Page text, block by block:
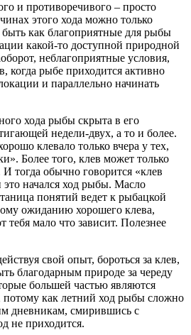
и противоречивого – просто
этого хода можно только
как благоприятные для рыбы
какой-то доступной природной
неблагоприятные условия,
когда рыбе приходится активно
и параллельно начинать
хода рыбы скрыта в его
недели-двух, а то и более.
клевало только вчера у тех,
Более того, клев может только
тогда обычно говорится «клев
начался ход рыбы. Масло
понятий ведет к рыбацкой
ожиданию хорошего клева,
мало что зависит. Полезнее
свой опыт, бороться за клев,
благодарным природе за череду
большей частью являются
как летний ход рыбы сложно
дневникам, смирившись с
не приходится.